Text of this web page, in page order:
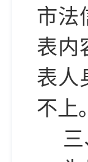
市法
表内
表人
不上。
三